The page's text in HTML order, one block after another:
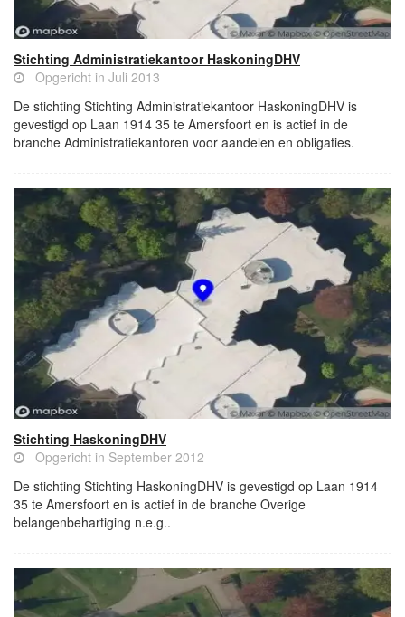
Stichting Administratiekantoor HaskoningDHV
Opgericht in Juli 2013
De stichting Stichting Administratiekantoor HaskoningDHV is
gevestigd op Laan 1914 35 te Amersfoort en is actief in de
branche Administratiekantoren voor aandelen en obligaties.
Stichting HaskoningDHV
Opgericht in September 2012
De stichting Stichting HaskoningDHV is gevestigd op Laan 1914
35 te Amersfoort en is actief in de branche Overige
belangenbehartiging n.e.g..